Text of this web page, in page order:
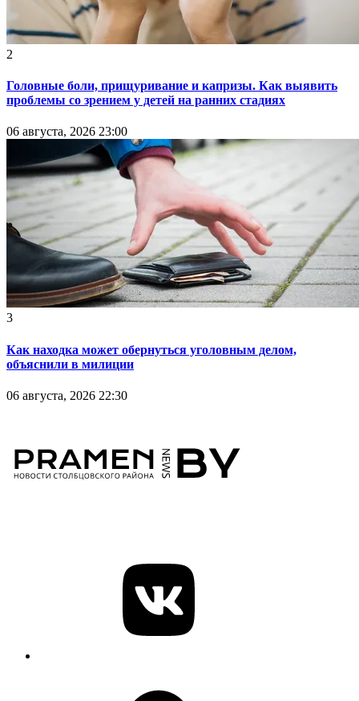
2
Головные боли, прищуривание и капризы. Как выявить
проблемы со зрением у детей на ранних стадиях
06 августа, 2026 23:00
3
Как находка может обернуться уголовным делом,
объяснили в милиции
06 августа, 2026 22:30